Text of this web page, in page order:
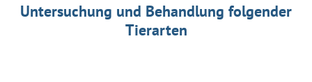
Untersuchung und Behandlung folgender
Tierarten